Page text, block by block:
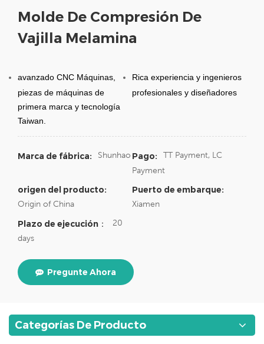
Molde De Compresión De
Vajilla Melamina
avanzado CNC Máquinas,
piezas de máquinas de
primera marca y tecnología
Taiwan.
Rica experiencia y ingenieros
profesionales y diseñadores
Marca de fábrica: Shunhao Pago:
TT Payment, LC
Payment
origen del producto:
Origin of China
Puerto de embarque:
Xiamen
Plazo de ejecución：
20
days
Pregunte Ahora
Categorías De Producto